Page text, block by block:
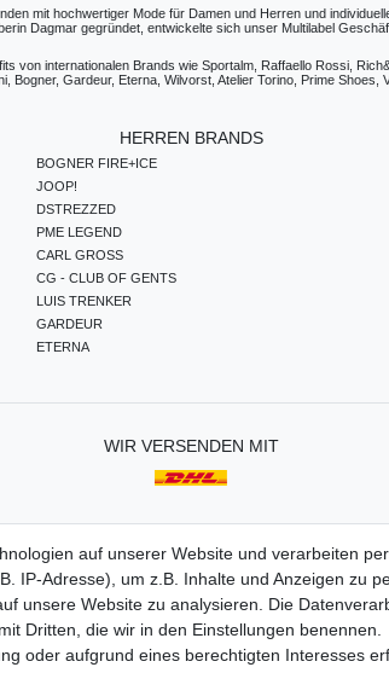
mit hochwertiger Mode für Damen und Herren und
Dagmar gegründet, entwickelte sich unser Multilabel
von internationalen Brands wie Sportalm, Raffaello Rossi,
Bogner, Gardeur, Eterna, Wilvorst, Atelier Torino, Prime Shoes,
HERREN BRANDS
BOGNER FIRE+ICE
JOOP!
DSTREZZED
PME LEGEND
CARL GROSS
CG - CLUB OF GENTS
LUIS TRENKER
GARDEUR
ETERNA
WIR VERSENDEN MIT
Daten­schutz­erklärung AGB
auf unserer Website und verarbeiten
IP-Adresse), um z.B. Inhalte und Anzeigen zu
unsere Website zu analysieren. Die
Dritten, die wir in den Einstellungen benennen.
oder aufgrund eines berechtigten Interesses